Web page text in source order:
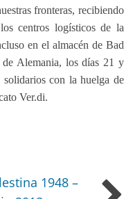
fronteras, recibiendo
centros logísticos de la
en el almacén de Bad
Alemania, los días 21 y
con la huelga de
Ver.di.
1948 –